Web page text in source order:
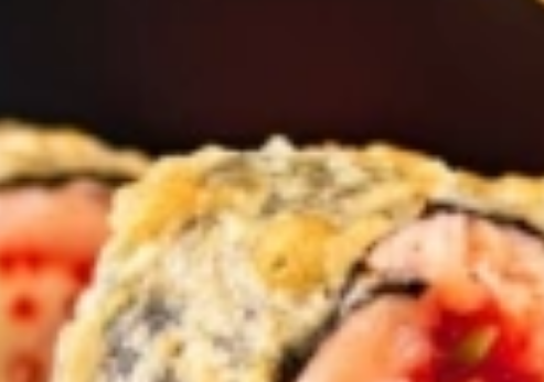
Haal ze uit de pan en zet apart.
de pan.
nog 8 tot 10 minuten garen, totdat de mosselen openstaan en de rijst gaar is.
op smaak met peper en zout.